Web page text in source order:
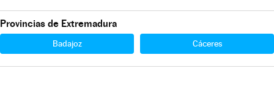
Provincias de Extremadura
Badajoz Cáceres